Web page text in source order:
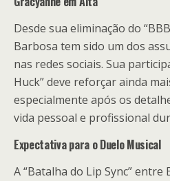
Desde sua eliminação do
Barbosa tem sido um dos
nas redes sociais. Sua
Huck” deve reforçar ainda
especialmente após os
vida pessoal e profissional
Expectativa para o Duelo Musical
A “Batalha do Lip Sync”